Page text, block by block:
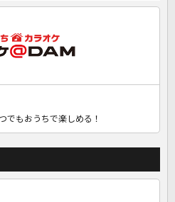
でもおうちで楽しめる！